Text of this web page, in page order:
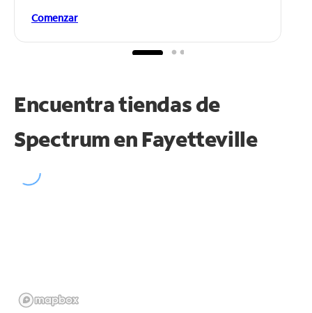
Comenzar
Encuentra tiendas de
Spectrum en Fayetteville